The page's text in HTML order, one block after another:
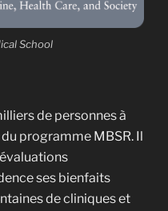
School
de personnes à
programme MBSR. Il
ses bienfaits
de cliniques et